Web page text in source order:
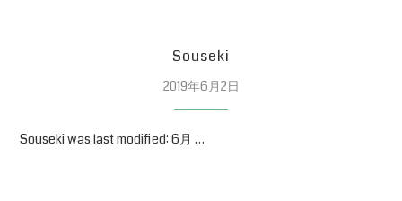
Souseki
2019年6月2日
Souseki was last modified: 6月 …